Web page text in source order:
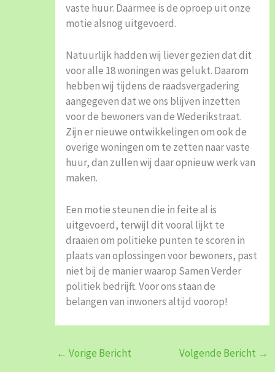
vaste huur. Daarmee is de oproep uit onze
motie alsnog uitgevoerd.
Natuurlijk hadden wij liever gezien dat dit
voor alle 18 woningen was gelukt. Daarom
hebben wij tijdens de raadsvergadering
aangegeven dat we ons blijven inzetten
voor de bewoners van de Wederikstraat.
Zijn er nieuwe ontwikkelingen om ook de
overige woningen om te zetten naar vaste
huur, dan zullen wij daar opnieuw werk van
maken.
Een motie steunen die in feite al is
uitgevoerd, terwijl dit vooral lijkt te
draaien om politieke punten te scoren in
plaats van oplossingen voor bewoners, past
niet bij de manier waarop Samen Verder
politiek bedrijft. Voor ons staan de
belangen van inwoners altijd voorop!
← Vorige Bericht Volgende Bericht →